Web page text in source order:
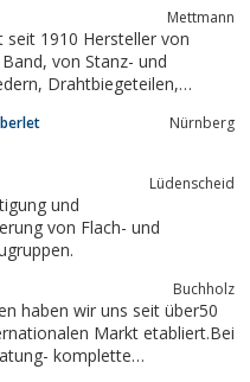
Mettmann
seit 1910 Hersteller von
und
in den AnwendungenNürnberg
Lüdenscheid
von Flach- und
Baugruppen.
Buchholz
haben wir uns seit über50
Markt etabliert.Bei
komplette